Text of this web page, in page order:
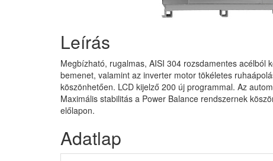
Leírás
Megbízható, rugalmas, AISI 304 rozsdamentes acélból
bemenet, valamint az inverter motor tökéletes
köszönhetően. LCD kijelző 200 új programmal. Az
Maximális stabilitás a Power Balance rendszernek
előlapon.
Adatlap